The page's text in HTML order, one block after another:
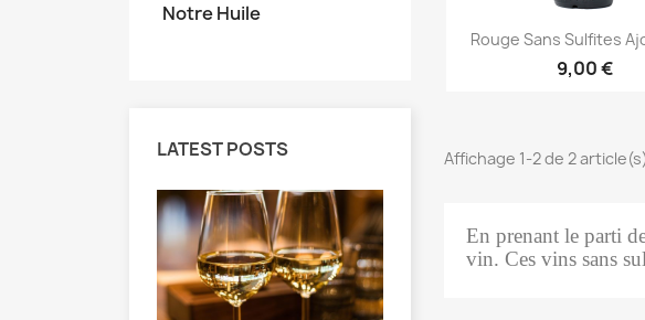
Notre Huile
LATEST POSTS
Aperçu
Rouge Sans Sulfites
9,00 €
Affichage 1-2 de 2 article(s)
En prenant le parti
vin. Ces vins sans